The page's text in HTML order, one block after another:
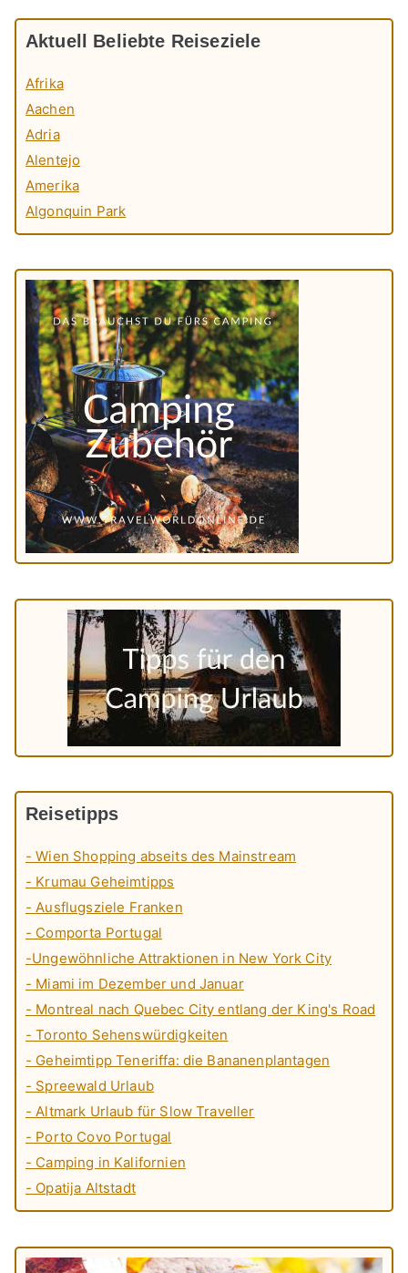
Aktuell Beliebte Reiseziele
Afrika
Aachen
Adria
Alentejo
Amerika
Algonquin Park
Reisetipps
- Wien Shopping abseits des Mainstream
- Krumau Geheimtipps
- Ausflugsziele Franken
- Comporta Portugal
-Ungewöhnliche Attraktionen in New York City
- Miami im Dezember und Januar
- Montreal nach Quebec City entlang der King's Road
- Toronto Sehenswürdigkeiten
- Geheimtipp Teneriffa: die Bananenplantagen
- Spreewald Urlaub
- Altmark Urlaub für Slow Traveller
- Porto Covo Portugal
- Camping in Kalifornien
- Opatija Altstadt